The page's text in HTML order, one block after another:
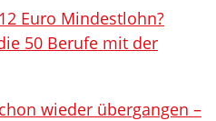
Euro Mindestlohn?
50 Berufe mit der
wieder übergangen –